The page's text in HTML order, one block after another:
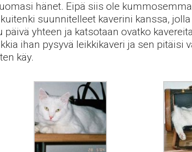
hänet. Eipä siis ole
suunnitelleet kaverini kanssa,
yhteen ja katsotaan ovatko
ihan pysyvä leikkikaveri ja sen pitäisi
käy.